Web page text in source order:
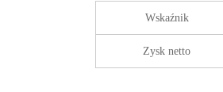
Wskaźnik
Zysk netto